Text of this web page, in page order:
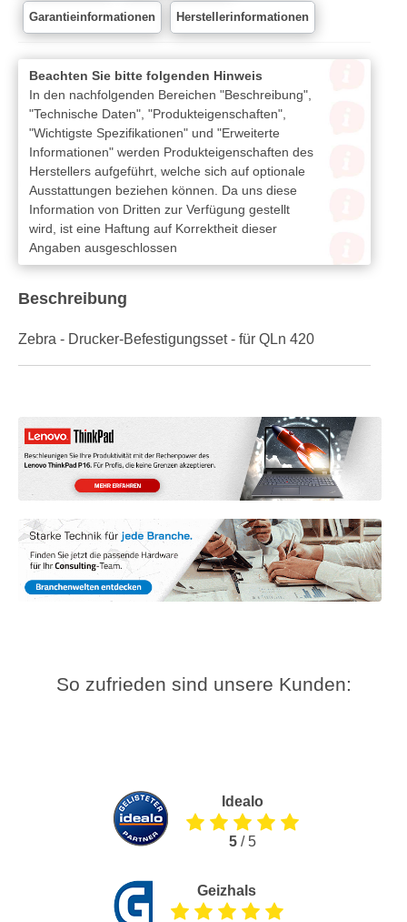
Garantieinformationen Herstellerinformationen
Beachten Sie bitte folgenden Hinweis
In den nachfolgenden Bereichen "Beschreibung",
"Technische Daten", "Produkteigenschaften",
"Wichtigste Spezifikationen" und "Erweiterte
Informationen" werden Produkteigenschaften des
Herstellers aufgeführt, welche sich auf optionale
Ausstattungen beziehen können. Da uns diese
Information von Dritten zur Verfügung gestellt
wird, ist eine Haftung auf Korrektheit dieser
Angaben ausgeschlossen
Beschreibung
Zebra - Drucker-Befestigungsset - für QLn 420
So zufrieden sind unsere Kunden:
Idealo
5/ 5
Geizhals